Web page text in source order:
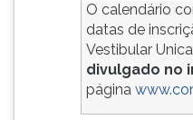
O calendário
datas de
Vestibular
divulgado no
página